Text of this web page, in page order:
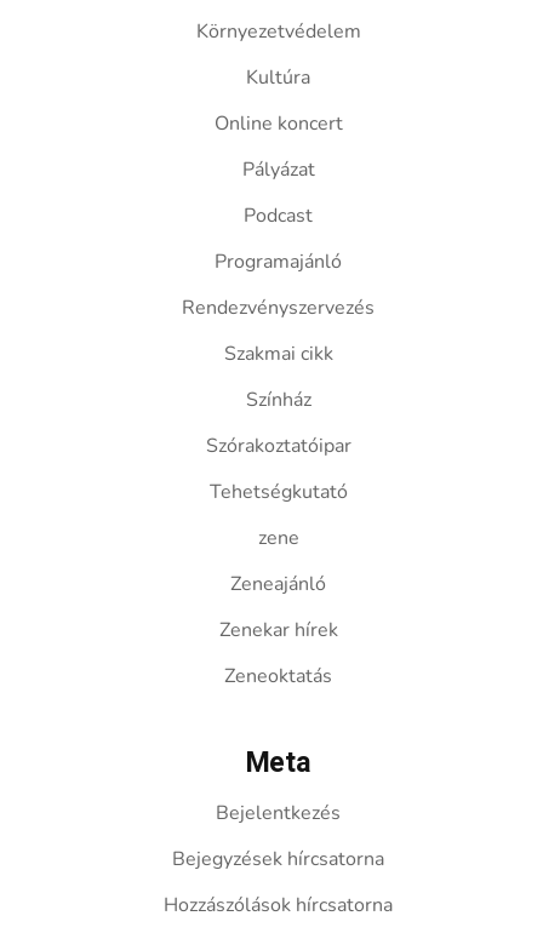
Környezetvédelem
Kultúra
Online koncert
Pályázat
Podcast
Programajánló
Rendezvényszervezés
Szakmai cikk
Színház
Szórakoztatóipar
Tehetségkutató
zene
Zeneajánló
Zenekar hírek
Zeneoktatás
Meta
Bejelentkezés
Bejegyzések hírcsatorna
Hozzászólások hírcsatorna